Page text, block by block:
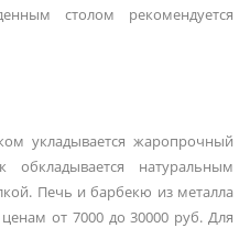
столом рекомендуется
укладывается жаропрочный
натуральным
Печь и барбекю из металла
от 7000 до 30000 руб. Для